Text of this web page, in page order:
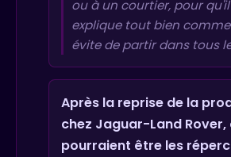
ou à un courtier, pour
explique tout bien
évite de partir dans tous
Après la reprise de la
chez Jaguar-Land Rover,
pourraient être les